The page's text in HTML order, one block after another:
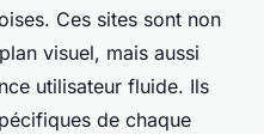
Ces sites sont non
visuel, mais aussi
utilisateur fluide. Ils
de chaque